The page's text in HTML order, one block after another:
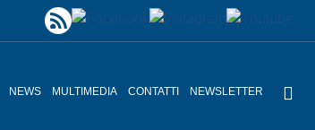
NEWS MULTIMEDIA CONTATTI NEWSLETTER